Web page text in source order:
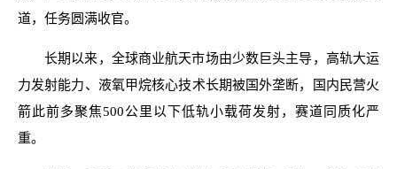
道，任务圆满收官。
长期以来，全球商业航天市场由少数巨头主导，高轨大运
力发射能力、液氧甲烷核心技术长期被国外垄断，国内民营火
箭此前多聚焦500公里以下低轨小载荷发射，赛道同质化严
重。